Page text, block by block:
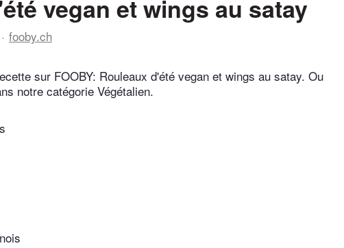
vegan et wings au satay
fooby.ch
sur FOOBY: Rouleaux d'été vegan et wings au satay. Ou
notre catégorie Végétalien.